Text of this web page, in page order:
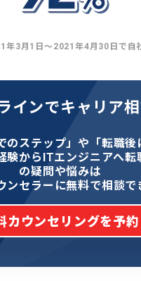
年3月1日〜2021年4月30日で自
インでキャリア
のステップ」や「転職後
験からITエンジニアへ転
の疑問や悩みは
ンセラーに無料で相談で
カウンセリングを予約